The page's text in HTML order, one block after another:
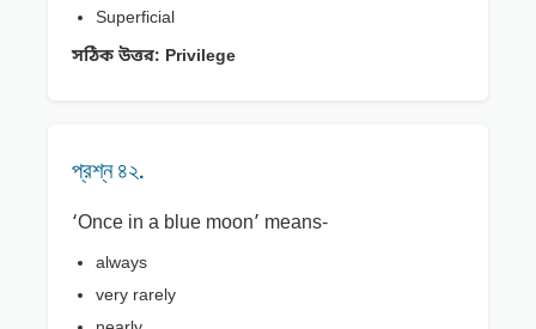
Superficial
সঠিক উত্তর: Privilege
প্রশ্ন ৪২.
‘Once in a blue moon’ means-
always
very rarely